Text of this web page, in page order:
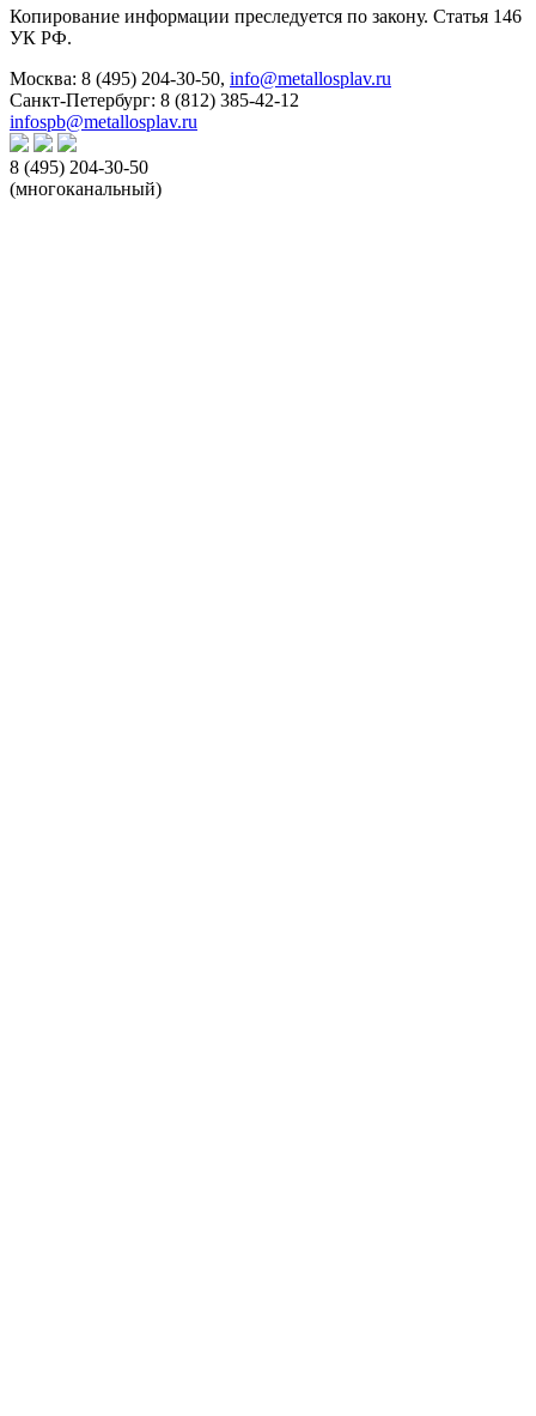
Копирование информации преследуется по закону. Статья 146
УК РФ.
Москва: 8 (495) 204-30-50, info@metallosplav.ru
Санкт-Петербург: 8 (812) 385-42-12
infospb@metallosplav.ru
8 (495) 204-30-50
(многоканальный)